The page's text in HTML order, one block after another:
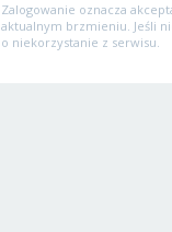
Zalogowanie oznacza
aktualnym brzmieniu. Jeśli
o niekorzystanie z serwisu.